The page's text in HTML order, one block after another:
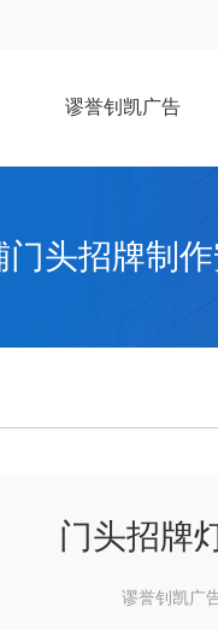
谬誉钊凯广告
头招牌制
门头招牌
谬誉钊凯广